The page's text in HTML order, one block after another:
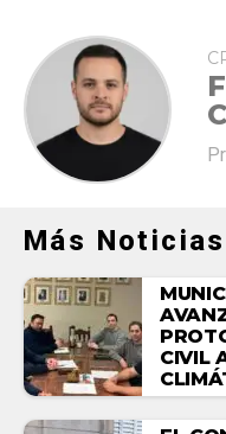
Más Noticias
CIVIL